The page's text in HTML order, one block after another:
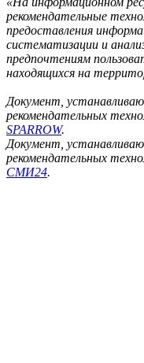
рекомендательные
предоставления
систематизации и
предпочтениям
находящихся на
Документ,
рекомендательных
SPARROW.
Документ,
рекомендательных
СМИ24.